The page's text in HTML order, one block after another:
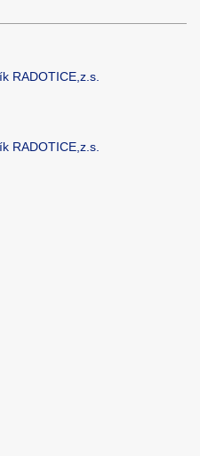
RADOTICE,z.s.
RADOTICE,z.s.